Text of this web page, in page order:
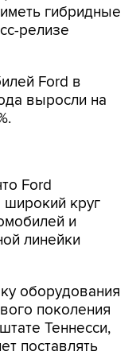
гибридные
релизе
Ford в
выросли на
и
линейки
оборудования
Теннесси,
поставлять
в 2026 году.